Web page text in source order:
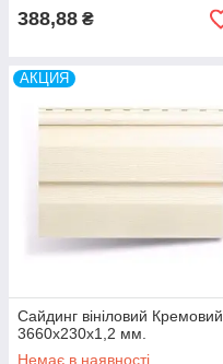
388,88 ₴
АКЦИЯ
Сайдинг вініловий Кремовий
3660х230х1,2 мм.
Немає в наявності